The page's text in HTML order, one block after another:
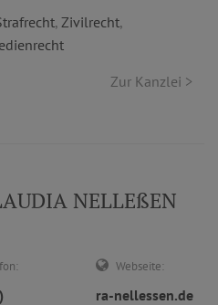
, Zivilrecht,
Zur Kanzlei >
NELLEßEN
Webseite:
ra-nellessen.de